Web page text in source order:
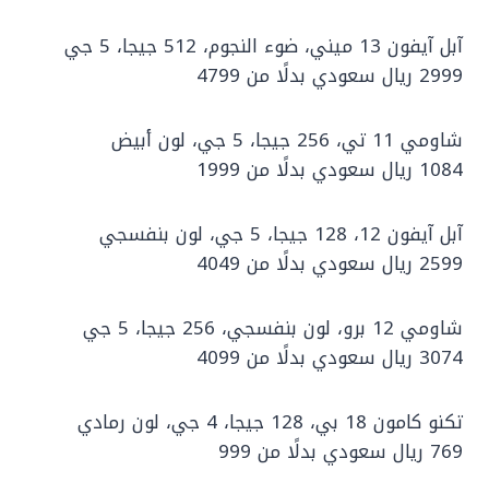
آبل آيفون 13 ميني، ضوء النجوم، 512 جيجا، 5 جي
2999 ريال سعودي بدلًا من 4799
شاومي 11 تي، 256 جيجا، 5 جي، لون أبيض
1084 ريال سعودي بدلًا من 1999
آبل آيفون 12، 128 جيجا، 5 جي، لون بنفسجي
2599 ريال سعودي بدلًا من 4049
شاومي 12 برو، لون بنفسجي، 256 جيجا، 5 جي
3074 ريال سعودي بدلًا من 4099
تكنو كامون 18 بي، 128 جيجا، 4 جي، لون رمادي
769 ريال سعودي بدلًا من 999